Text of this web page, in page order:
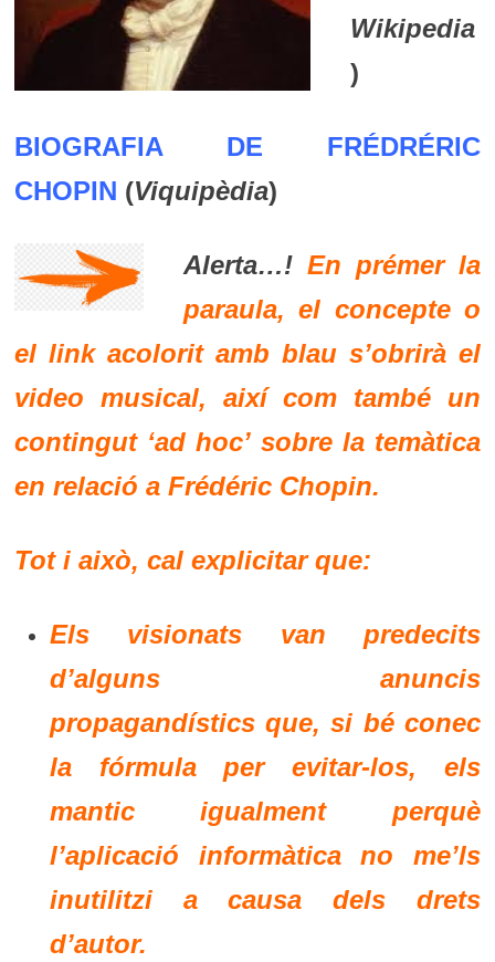
Wikipedia
)
BIOGRAFIA DE FRÉDRÉRIC
CHOPIN (Viquipèdia)
Alerta…!En prémer la
paraula, el concepte o
el link acolorit amb blau s’obrirà el
video musical, així com també un
contingut ‘ad hoc’ sobre la temàtica
en relació a Frédéric Chopin.
Tot i això, cal explicitar que:
Els visionats van predecits
d’alguns anuncis
propagandístics que, si bé conec
la fórmula per evitar-los, els
mantic igualment perquè
l’aplicació informàtica no me’ls
inutilitzi a causa dels drets
d’autor.